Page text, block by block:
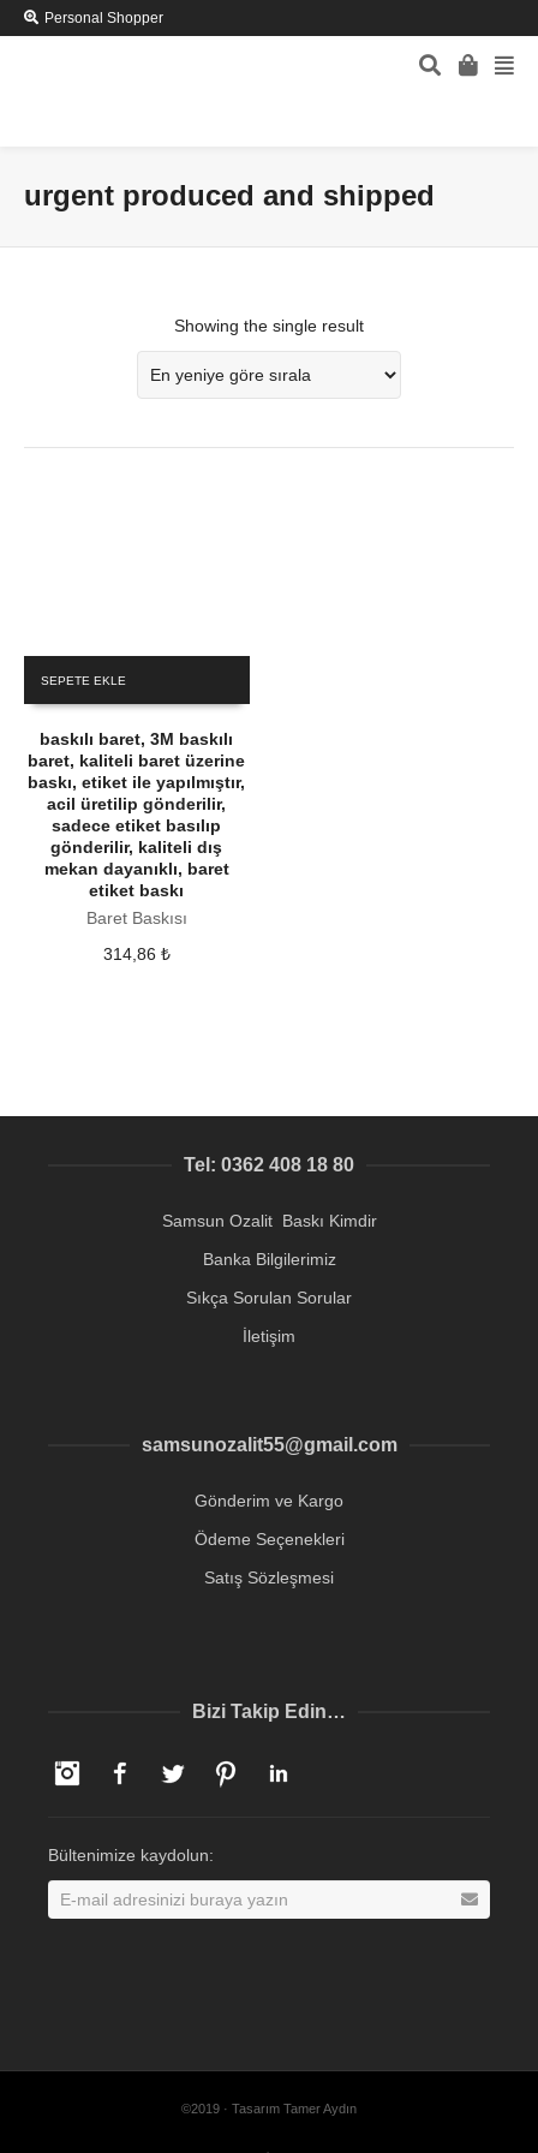
Personal Shopper
urgent produced and shipped
Showing the single result
SEPETE EKLE
baskılı baret, 3M baskılı
baret, kaliteli baret üzerine
baskı, etiket ile yapılmıştır,
acil üretilip gönderilir,
sadece etiket basılıp
gönderilir, kaliteli dış
mekan dayanıklı, baret
etiket baskı
Baret Baskısı
314,86 ₺
Tel: 0362 408 18 80
Samsun Ozalit Baskı Kimdir
Banka Bilgilerimiz
Sıkça Sorulan Sorular
İletişim
samsunozalit55@gmail.com
Gönderim ve Kargo
Ödeme Seçenekleri
Satış Sözleşmesi
Bizi Takip Edin…
InstagramFacebookTwitter Pinterest
Bültenimize kaydolun:
©2019 · Tasarım Tamer Aydın